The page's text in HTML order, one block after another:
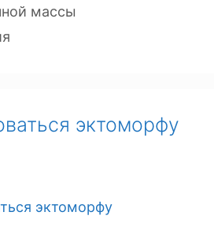
массы
эктоморфу